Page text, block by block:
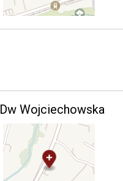
Dw Wojciechowska